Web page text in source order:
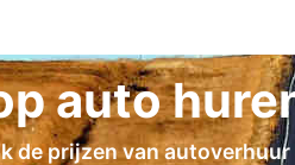
auto
de prijzen van